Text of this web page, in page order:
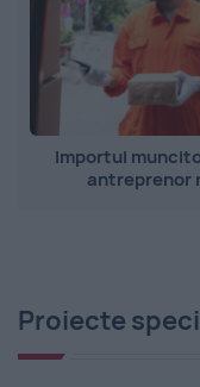
Importul
antreprenor
Proiecte